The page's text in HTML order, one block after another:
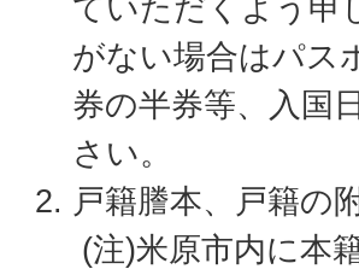
ていただくよう申
がない場合はパス
券の半券等、入国
さい。
戸籍謄本、戸籍の
(注)米原市内に本